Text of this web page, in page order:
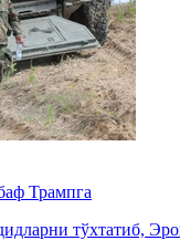
Трампга
тўхтатиб,